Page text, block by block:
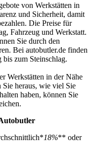
von Werkstätten in
und Sicherheit, damit
Die Preise für
Fahrzeug und Werkstatt.
Sie durch den
Bei autobutler.de finden
zum Steinschlag.
Werkstätten in der Nähe
heraus, wie viel Sie
haben, können Sie
18%** oder